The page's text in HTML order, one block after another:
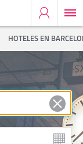
HOTELES EN